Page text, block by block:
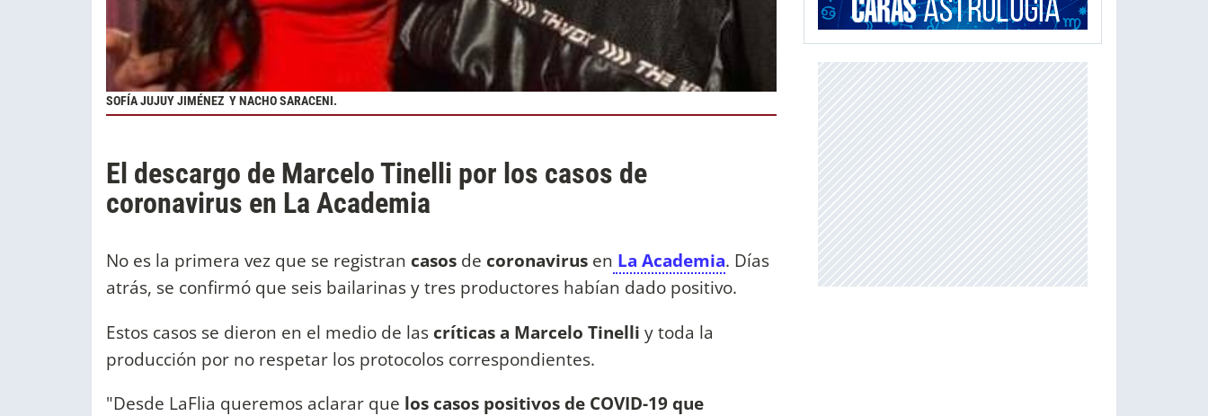
SOFÍA JUJUY JIMÉNEZ Y NACHO SARACENI.
El descargo de Marcelo Tinelli por los casos de
coronavirus en La Academia
No es la primera vez que se registran casos de coronavirus en La Academia. Días
atrás, se confirmó que seis bailarinas y tres productores habían dado positivo.
Estos casos se dieron en el medio de las críticas a Marcelo Tinelli y toda la
producción por no respetar los protocolos correspondientes.
"Desde LaFlia queremos aclarar que los casos positivos de COVID-19 que